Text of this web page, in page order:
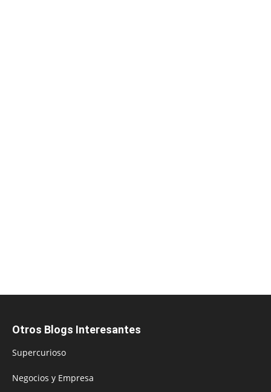
Otros Blogs Interesantes
Supercurioso
Negocios y Empresa